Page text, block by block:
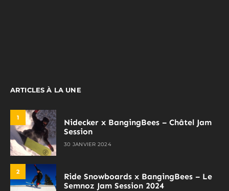
ARTICLES À LA UNE
1
Nidecker x BangingBees – Châtel Jam
Session
30 JANVIER 2024
2
Ride Snowboards x BangingBees – Le
Semnoz Jam Session 2024